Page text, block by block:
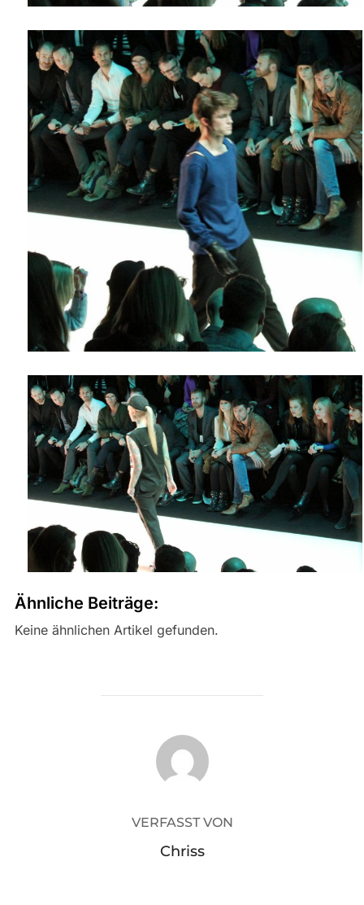
Ähnliche Beiträge:
Keine ähnlichen Artikel gefunden.
BEITRAGSAUTOR
VERFASST VON
Chriss